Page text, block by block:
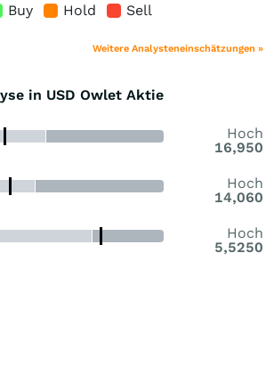
Buy Hold
Sell
Weitere Analysteneinschätzungen »
in USD Owlet Aktie
Hoch
16,950
Hoch
14,060
Hoch
5,5250